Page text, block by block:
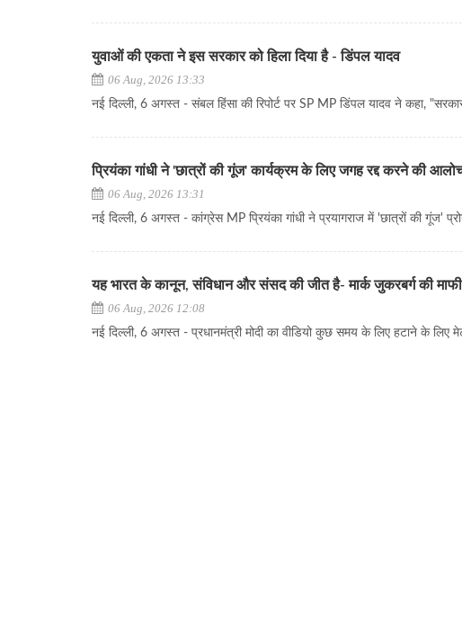
युवाओं की एकता ने इस सरकार को हिला दिया है - डिंपल यादव
06 Aug, 2026 13:33
नई दिल्ली, 6 अगस्त - संबल हिंसा की रिपोर्ट पर SP MP डिंपल यादव ने कहा,
प्रियंका गांधी ने 'छात्रों की गूंज' कार्यक्रम के लिए जगह रद्द करने की
06 Aug, 2026 13:31
नई दिल्ली, 6 अगस्त - कांग्रेस MP प्रियंका गांधी ने प्रयागराज में 'छात्रों की गूंज'
यह भारत के कानून, संविधान और संसद की जीत है- मार्क जुकरबर्ग की
06 Aug, 2026 12:08
नई दिल्ली, 6 अगस्त - प्रधानमंत्री मोदी का वीडियो कुछ समय के लिए हटाने के लिए